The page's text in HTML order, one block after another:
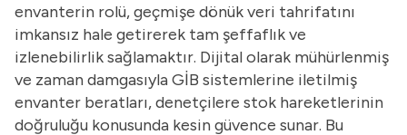
envanterin rolü, geçmişe dönük veri tahrifatını
imkansız hale getirerek tam şeffaflık ve
izlenebilirlik sağlamaktır. Dijital olarak mühürlenmiş
ve zaman damgasıyla GİB sistemlerine iletilmiş
envanter beratları, denetçilere stok hareketlerinin
doğruluğu konusunda kesin güvence sunar. Bu